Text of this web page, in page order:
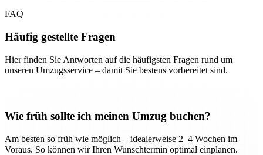
FAQ
Häufig gestellte Fragen
Hier finden Sie Antworten auf die häufigsten Fragen rund um
unseren Umzugsservice – damit Sie bestens vorbereitet sind.
Wie früh sollte ich meinen Umzug buchen?
Am besten so früh wie möglich – idealerweise 2–4 Wochen im
Voraus. So können wir Ihren Wunschtermin optimal einplanen.